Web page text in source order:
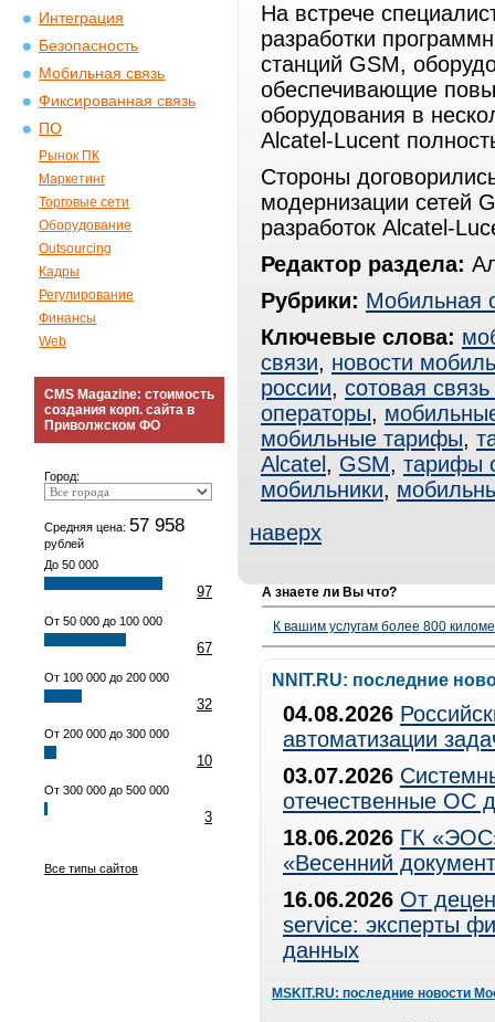
Интеграция
Безопасность
Мобильная связь
Фиксированная связь
ПО
Рынок ПК
Маркетинг
Торговые сети
Оборудование
Outsourcing
Кадры
Регулирование
Финансы
Web
CMS Magazine: стоимость
создания корп. сайта в
Приволжском ФО
Город:
Средняя цена: 57 958
рублей
До 50 000
97
От 50 000 до 100 000
67
От 100 000 до 200 000
32
От 200 000 до 300 000
10
От 300 000 до 500 000
3
Все типы сайтов
На встрече
разработки
станций GSM,
обеспечивающие
оборудования в
Alcatel-Lucent
Стороны
модернизации сетей
разработок Alcatel-
Редактор раздела:
Рубрики: Мобильная
Ключевые слова:
связи, новости
россии, сотовая
операторы,
мобильные тарифы,
Alcatel , GSM, тарифы
мобильники,
наверх
А знаете ли Вы что?
К вашим услугам более 800
NNIT.RU: последние
04.08.2026
автоматизации
03.07.2026
отечественные ОС
18.06.2026 ГК
«Весенний
16.06.2026 От
service: эксперты
данных
MSKIT.RU: последние новости